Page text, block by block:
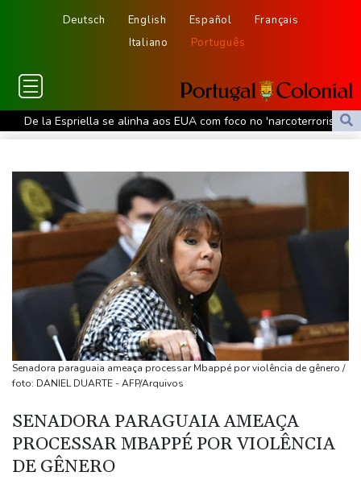
Deutsch English Español
Français
Italiano
Português
De la Espriella se alinha aos EUA com foco no 'narcoterrorismo'
Trump vai recorrer após Justiça bloquear obra de salão de baile
'narcoterrorismo'
De la Espriella assume o poder na Colômbia com apoio de Trump
na guerra contra o tráfico
Laudo aponta que Brandon Clarke, jogador da NBA, teve morte
por overdose acidental
Ataques de rebeldes houthis deixam 10 mortos em região
petrolífera do Iêmen
Espanha impõe controles fronteiriços à Itália em meio a crise
migratória
De la Espriella chega ao poder na Colômbia com apoio de Trump
na guerra contra o tráfico
Milhares marcham na Argentina no dia de São Caetano,
padroeiro do pão e do trabalho
Senadora paraguaia ameaça processar Mbappé por violência de gênero /
foto: DANIEL DUARTE - AFP/Arquivos
SENADORA PARAGUAIA AMEAÇA
PROCESSAR MBAPPÉ POR VIOLÊNCIA
DE GÊNERO